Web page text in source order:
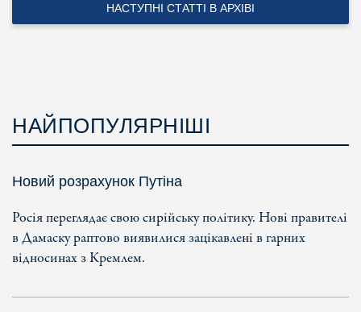
НАСТУПНІ СТАТТІ В АРХІВІ
НАЙПОПУЛЯРНІШІ
Новий розрахунок Путіна
Росія переглядає свою сирійську політику. Нові правителі
в Дамаску раптово виявилися зацікавлені в гарних
відносинах з Кремлем.